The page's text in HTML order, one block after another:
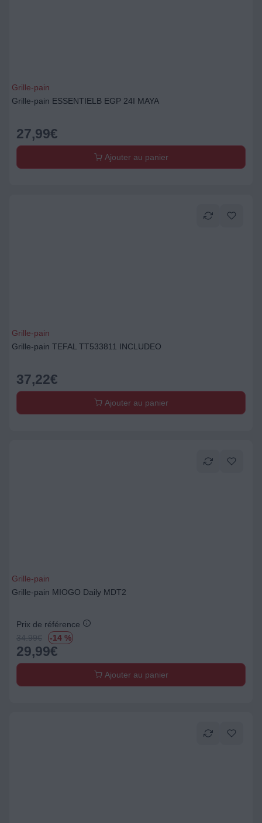
Grille-pain
Grille-pain ESSENTIELB EGP 24I MAYA
27,99€
Ajouter au panier
Grille-pain
Grille-pain TEFAL TT533811 INCLUDEO
37,22€
Ajouter au panier
Grille-pain
Grille-pain MIOGO Daily MDT2
Prix de référence
34.99€ -14 %
29,99€
Ajouter au panier